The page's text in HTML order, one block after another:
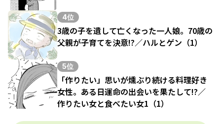
4位
3歳の子を遺して亡くなった一人娘。70歳の
父親が子育てを決意!?／ハルとゲン（1）
5位
「作りたい」思いが燻ぶり続ける料理好き
女性。ある日運命の出会いを果たして!?／
作りたい女と食べたい女1（1）